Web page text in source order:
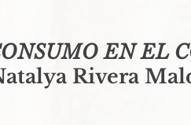
EN EL
Rivera